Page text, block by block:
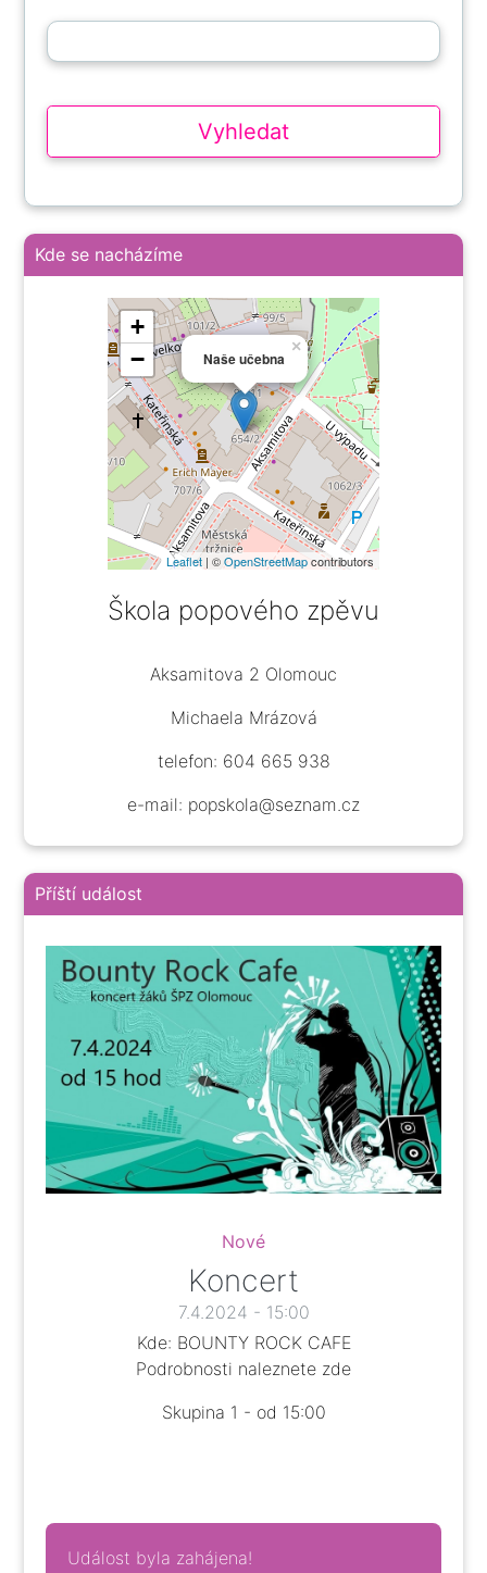
Kde se nacházíme
Naše učebna
×
+
−
Leaflet | ©OpenStreetMapcontributors
Škola popového zpěvu
Aksamitova 2 Olomouc
Michaela Mrázová
telefon: 604 665 938
e-mail: popskola@seznam.cz
Příští událost
Nové
Koncert
7.4.2024 - 15:00
Kde: BOUNTY ROCK CAFE
Podrobnosti naleznete zde
Skupina 1 - od 15:00
Událost byla zahájena!